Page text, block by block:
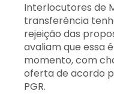
Interlocutores de
transferência
rejeição das
avaliam que essa
momento, com
oferta de acordo
PGR.